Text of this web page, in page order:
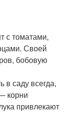
с томатами,
Своей
бобовую
саду всегда,
корни
привлекают